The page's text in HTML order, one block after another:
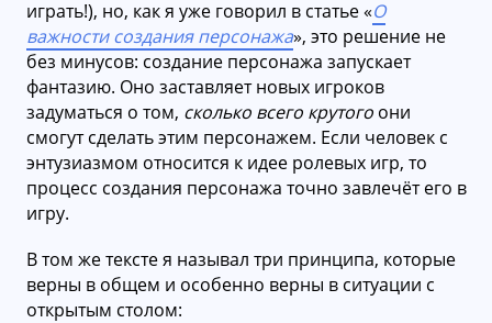
играть!), но, как я уже говорил в статье «О
важности создания персонажа», это решение не
без минусов: создание персонажа запускает
фантазию. Оно заставляет новых игроков
задуматься о том, сколько всего крутого они
смогут сделать этим персонажем. Если человек с
энтузиазмом относится к идее ролевых игр, то
процесс создания персонажа точно завлечёт его в
игру.
В том же тексте я называл три принципа, которые
верны в общем и особенно верны в ситуации с
открытым столом: